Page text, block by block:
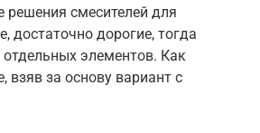
решения смесителей для
достаточно дорогие, тогда
элементов. Как
за основу вариант с